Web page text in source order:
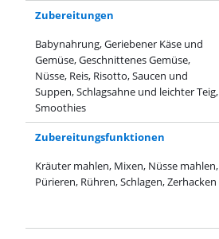
Zubereitungen
Babynahrung, Geriebener Käse und
Gemüse, Geschnittenes Gemüse,
Nüsse, Reis, Risotto, Saucen und
Suppen, Schlagsahne und leichter Teig,
Smoothies
Zubereitungsfunktionen
Kräuter mahlen, Mixen, Nüsse mahlen,
Pürieren, Rühren, Schlagen, Zerhacken